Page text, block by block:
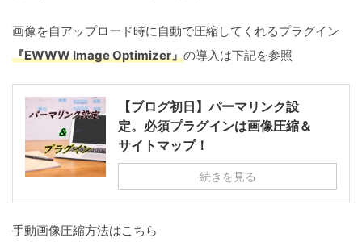
画像を自アップロード時に自動で圧縮してくれるプラグイン
『EWWW Image Optimizer』の導入は下記を参照
【ブログ初日】パーマリンク設
定。必須プラグインは画像圧縮＆
サイトマップ！
続きを見る
手動画像圧縮方法はこちら